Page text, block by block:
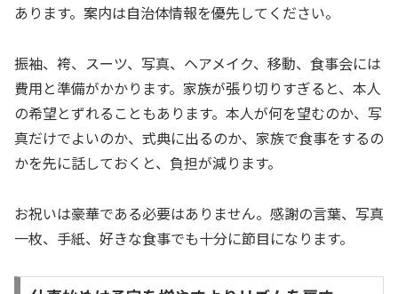
あります。案内は自治体情報を優先してください。
振袖、袴、スーツ、写真、ヘアメイク、移動、食事会には
費用と準備がかかります。家族が張り切りすぎると、本人
の希望とずれることもあります。本人が何を望むのか、写
真だけでよいのか、式典に出るのか、家族で食事をするの
かを先に話しておくと、負担が減ります。
お祝いは豪華である必要はありません。感謝の言葉、写真
一枚、手紙、好きな食事でも十分に節目になります。